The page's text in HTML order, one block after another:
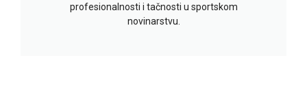
profesionalnosti i tačnosti u sportskom
novinarstvu.